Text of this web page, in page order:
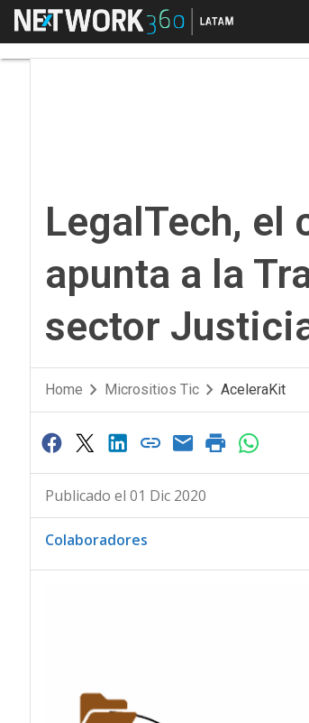
Menú
LegalTech, el
apunta a la
sector
Home Micrositios Tic AceleraKit
Publicado el 01 Dic 2020
Colaboradores